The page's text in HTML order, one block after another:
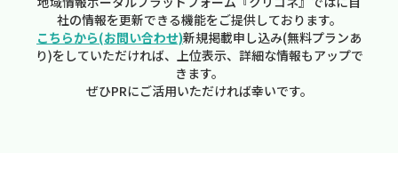
社の情報を更新できる機能をご提供しております。
こちらから(お問い合わせ)新規掲載申し込み(無料プランあ
り)をしていただければ、上位表示、詳細な情報もアップで
きます。
ぜひPRにご活用いただければ幸いです。